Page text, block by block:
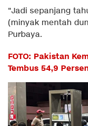
"Jadi sepanjang
(minyak mentah
Purbaya.
FOTO: Pakistan
Tembus 54,9